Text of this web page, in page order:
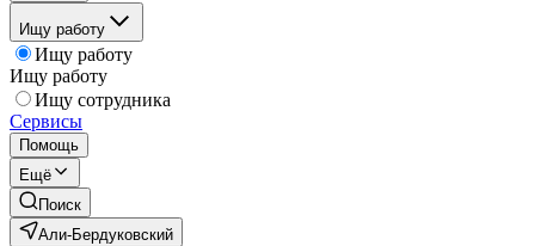
Ищу работу
Ищу работу
Ищу работу
Ищу сотрудника
Сервисы
Помощь
Ещё
Поиск
Али-Бердуковский